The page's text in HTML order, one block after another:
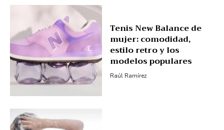
Tenis New Balance de
mujer: comodidad,
estilo retro y los
modelos populares
Raúl Ramírez